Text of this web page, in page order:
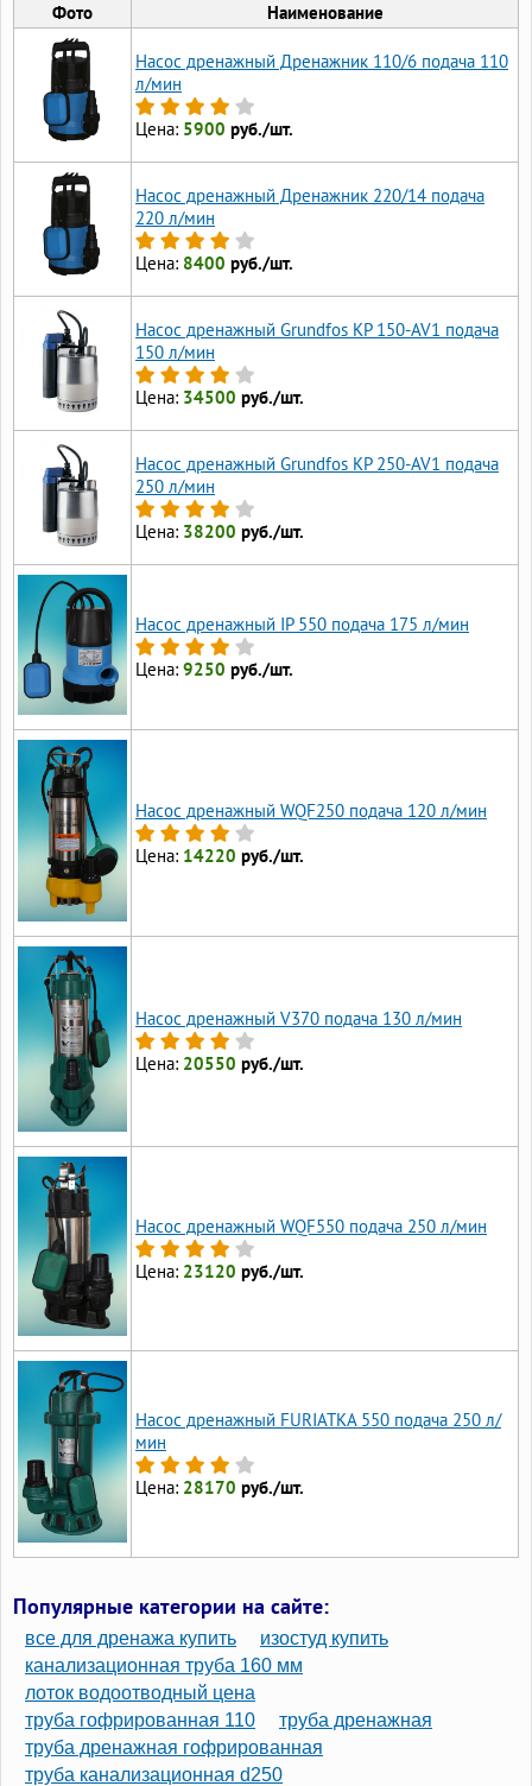
Фото Наименование
Насос дренажный Дренажник 110/6 подача 110
л/мин
Цена: 5900 руб./шт.
Насос дренажный Дренажник 220/14 подача
220 л/мин
Цена: 8400 руб./шт.
Насос дренажный Grundfos KP 150-AV1 подача
150 л/мин
Цена: 34500 руб./шт.
Насос дренажный Grundfos KP 250-AV1 подача
250 л/мин
Цена: 38200 руб./шт.
Насос дренажный IP 550 подача 175 л/мин
Цена: 9250 руб./шт.
Насос дренажный WQF250 подача 120 л/мин
Цена: 14220 руб./шт.
Насос дренажный V370 подача 130 л/мин
Цена: 20550 руб./шт.
Насос дренажный WQF550 подача 250 л/мин
Цена: 23120 руб./шт.
Насос дренажный FURIATKA 550 подача 250 л/
мин
Цена: 28170 руб./шт.
Популярные категории на сайте:
все для дренажа купить
изостуд купить
канализационная труба 160 мм
лоток водоотводный цена
труба гофрированная 110
труба дренажная
труба дренажная гофрированная
труба канализационная d250